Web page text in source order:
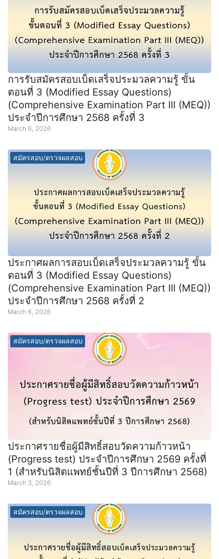
การรับสมัครสอบเบ็ดเสร็จประมวลความรู้ ขั้น
ตอนที่ 3 (Modified Essay Questions)
(Comprehensive Examination Part III (MEQ))
ประจำปีการศึกษา 2568 ครั้งที่ 3
March 6, 2026
สมัครสอบ/ตรวจผลสอบ
ประกาศผลการสอบเบ็ดเสร็จประมวลความรู้ ขั้น
ตอนที่ 3 (Modified Essay Questions)
(Comprehensive Examination Part III (MEQ))
ประจำปีการศึกษา 2568 ครั้งที่ 2
March 6, 2026
สมัครสอบ/ตรวจผลสอบ
ประกาศรายชื่อผู้มีสิทธิ์สอบวัดความก้าวหน้า
(Progress test) ประจำปีการศึกษา 2569 ครั้งที่
1 (สำหรับนิสิตแพทย์ชั้นปีที่ 3 ปีการศึกษา 2568)
March 3, 2026
สมัครสอบ/ตรวจผลสอบ